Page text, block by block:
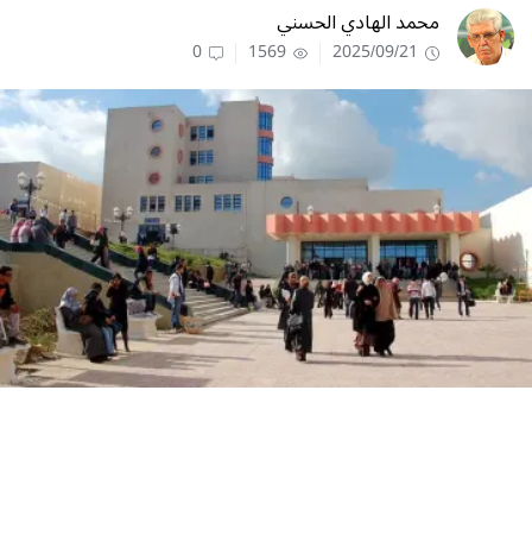
محمد الهادي الحسني
2025/09/21
1569
0